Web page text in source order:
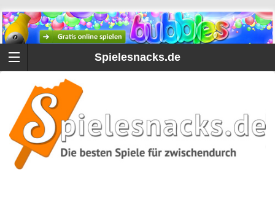
Spielesnacks.de